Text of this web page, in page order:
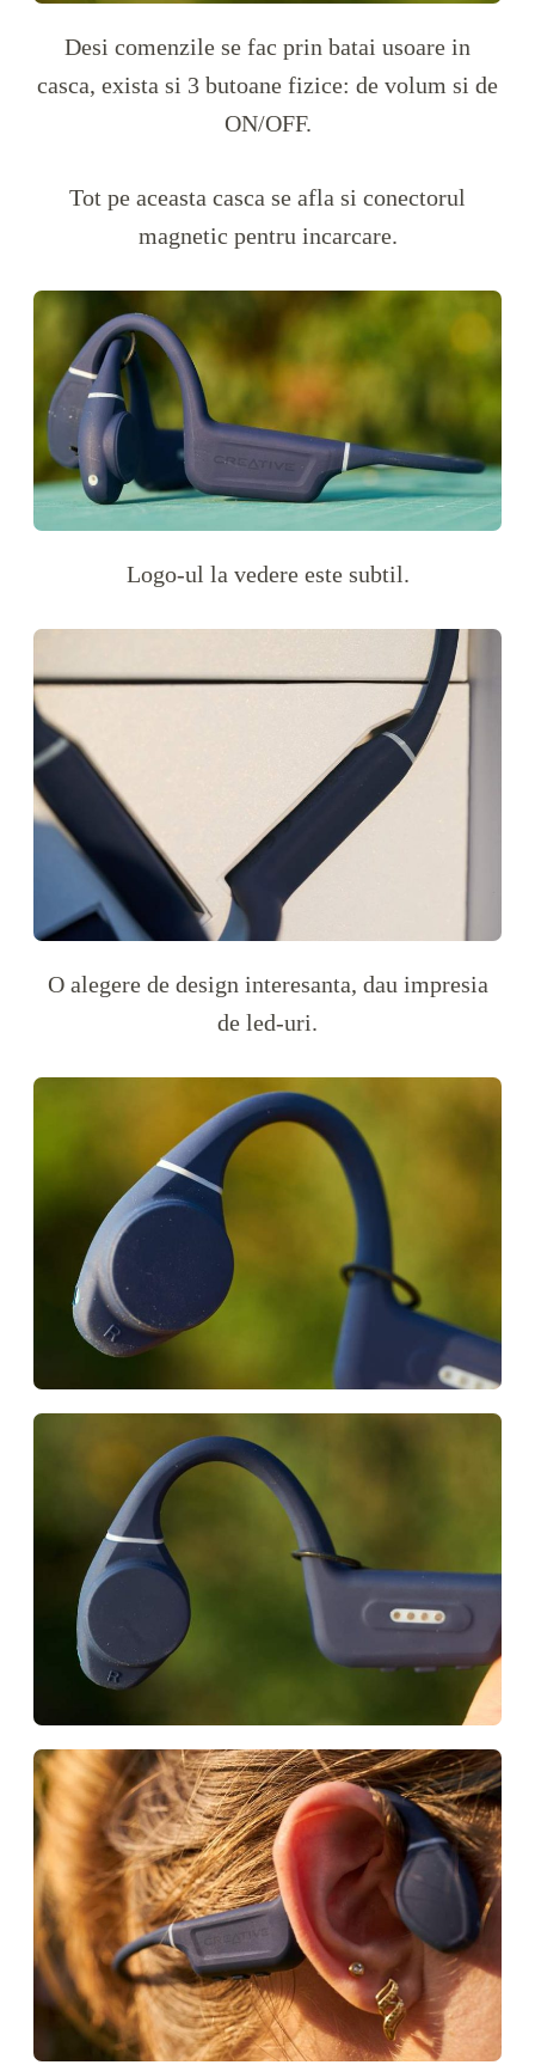
Desi comenzile se fac prin batai usoare in
casca, exista si 3 butoane fizice: de volum si de
ON/OFF.
Tot pe aceasta casca se afla si conectorul
magnetic pentru incarcare.
Logo-ul la vedere este subtil.
O alegere de design interesanta, dau impresia
de led-uri.